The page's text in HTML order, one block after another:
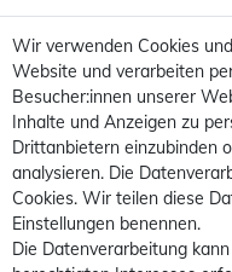
Wir verwenden Cookies
Website und verarbeiten
Besucher:innen unserer
Inhalte und Anzeigen zu
Drittanbietern einzubinden
analysieren. Die
Cookies. Wir teilen diese
Einstellungen benennen.
Die Datenverarbeitung